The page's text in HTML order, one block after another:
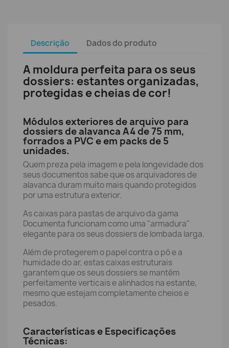
Descrição Dados do produto
A moldura perfeita para os seus
dossiers: estantes organizadas,
protegidas e cheias de cor!
Módulos exteriores de arquivo para
dossiers de alavanca A4 de 75 mm,
forrados a PVC e em packs de 5
unidades.
Quem preza pela imagem e pela longevidade dos
seus documentos sabe que os arquivadores de
alavanca duram muito mais quando protegidos
por uma estrutura exterior.
As caixas para pastas de arquivo da gama
Documenta funcionam como uma "armadura"
elegante para os seus dossiers de lombada larga.
Além de protegerem o papel contra o pó e a
humidade do ar, estas caixas estruturais
garantem que os seus dossiers se mantêm
perfeitamente verticais e alinhados na estante,
mesmo que estejam completamente cheios e
pesados.
Características e Especificações
Técnicas: